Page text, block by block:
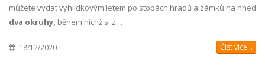
můžete vydat vyhlídkovým letem po stopách hradů a zámků na hned
dva okruhy, během nichž si z…
18/12/2020 Číst více...